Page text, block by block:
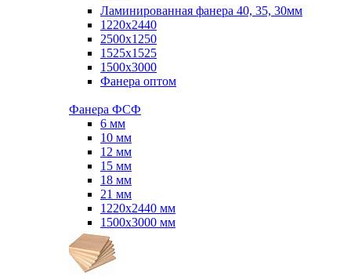
Ламинированная фанера 40, 35, 30мм
1220x2440
2500x1250
1525x1525
1500x3000
Фанера оптом
Фанера ФСФ
6 мм
10 мм
12 мм
15 мм
18 мм
21 мм
1220х2440 мм
1500х3000 мм